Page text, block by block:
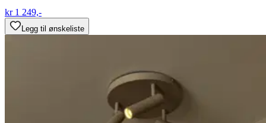
kr 1 249,-
Legg til ønskeliste